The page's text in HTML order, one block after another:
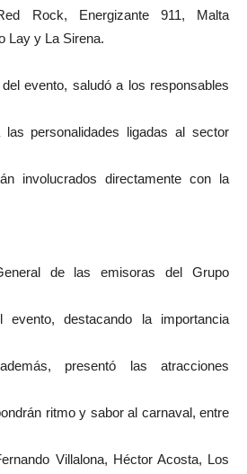
Rock, Energizante 911, Malta
Lay y La Sirena.
evento, saludó a los responsables
personalidades ligadas al sector
involucrados directamente con la
de las emisoras del Grupo
evento, destacando la importancia
presentó las atracciones
ritmo y sabor al carnaval, entre
Villalona, Héctor Acosta, Los